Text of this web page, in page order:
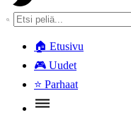
🏠 Etusivu
🎮 Uudet
⭐ Parhaat